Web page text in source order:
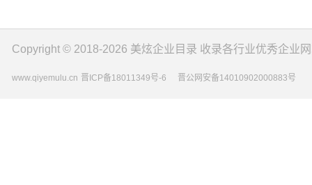
Copyright © 2018-2026 美炫企业目录 收录各行业优秀企业
www.qiyemulu.cn 晋ICP备18011349号-6 晋公网安备14010902000883号